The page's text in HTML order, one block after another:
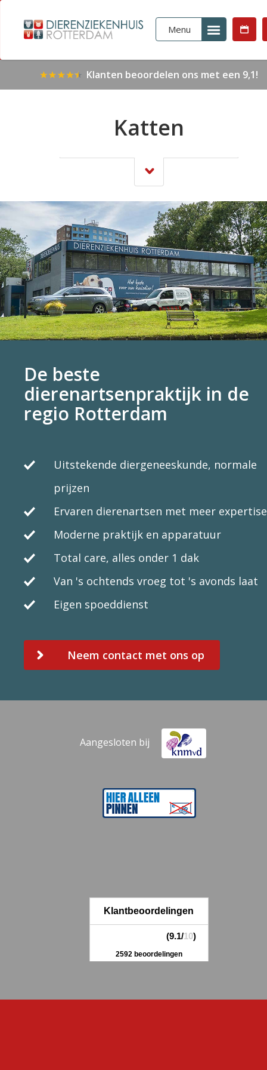
Klanten beoordelen ons met een 9,1!
Menu
Katten
De beste
dierenartsenpraktijk in de
regio Rotterdam
Uitstekende diergeneeskunde, normale
prijzen
Ervaren dierenartsen met meer expertise
Moderne praktijk en apparatuur
Total care, alles onder 1 dak
Van 's ochtends vroeg tot 's avonds laat
Eigen spoeddienst
Neem contact met ons op
Aangesloten bij